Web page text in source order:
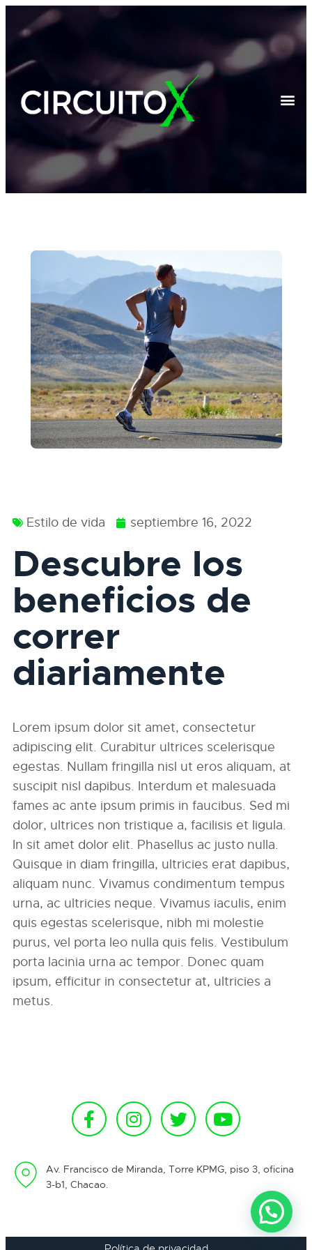
Estilo de vida septiembre 16, 2022
Descubre los
beneficios de
correr
diariamente
Lorem ipsum dolor sit amet, consectetur
adipiscing elit. Curabitur ultrices scelerisque
egestas. Nullam fringilla nisl ut eros aliquam, at
suscipit nisl dapibus. Interdum et malesuada
fames ac ante ipsum primis in faucibus. Sed mi
dolor, ultrices non tristique a, facilisis et ligula.
In sit amet dolor elit. Phasellus ac justo nulla.
Quisque in diam fringilla, ultricies erat dapibus,
aliquam nunc. Vivamus condimentum tempus
urna, ac ultricies neque. Vivamus iaculis, enim
quis egestas scelerisque, nibh mi molestie
purus, vel porta leo nulla quis felis. Vestibulum
porta lacinia urna ac tempor. Donec quam
ipsum, efficitur in consectetur at, ultricies a
metus.
Av. Francisco de Miranda, Torre KPMG, piso 3, oficina
3-b1, Chacao.